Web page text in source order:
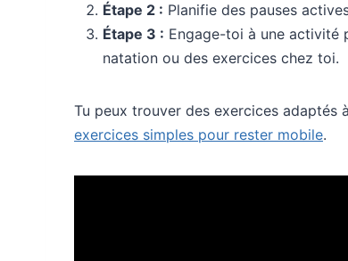
Étape 2 : Planifie des pauses
Étape 3 : Engage-toi à une activité
natation ou des exercices chez toi.
Tu peux trouver des exercices adaptés
exercices simples pour rester mobile.